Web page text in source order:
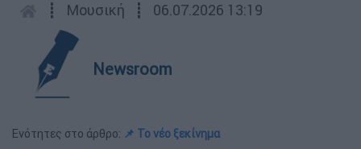
┋ Μουσική ┋ 06.07.2026 13:19
Newsroom
Ενότητες στο άρθρο: 📌 Το νέο ξεκίνημα